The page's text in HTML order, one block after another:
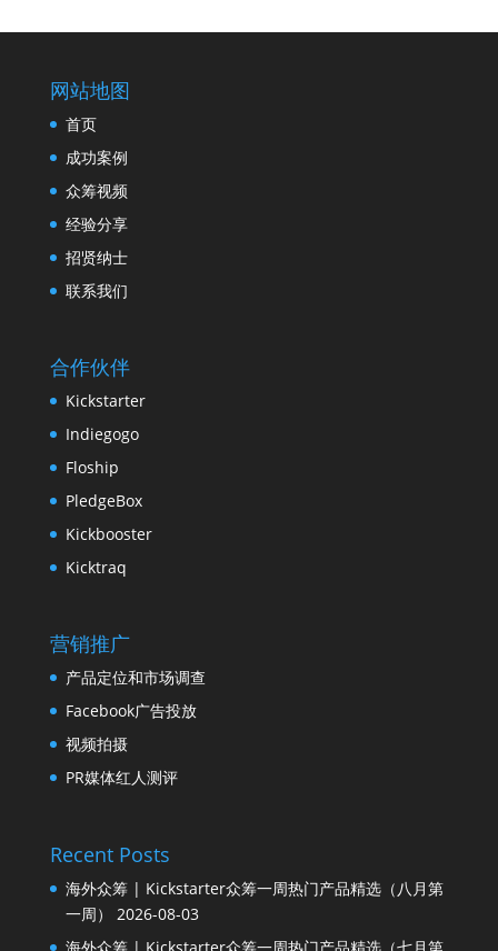
网站地图
首页
成功案例
众筹视频
经验分享
招贤纳士
联系我们
合作伙伴
Kickstarter
Indiegogo
Floship
PledgeBox
Kickbooster
Kicktraq
营销推广
产品定位和市场调查
Facebook广告投放
视频拍摄
PR媒体红人测评
Recent Posts
海外众筹 | Kickstarter众筹一周热门产品精选（八月第
一周）
2026-08-03
海外众筹 | Kickstarter众筹一周热门产品精选（七月第